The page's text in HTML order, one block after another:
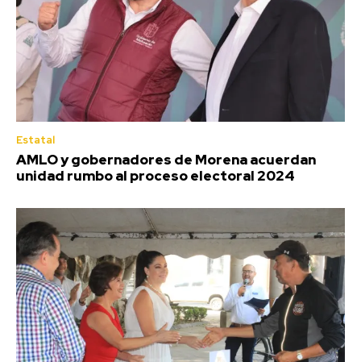
Estatal
AMLO y gobernadores de Morena acuerdan
unidad rumbo al proceso electoral 2024